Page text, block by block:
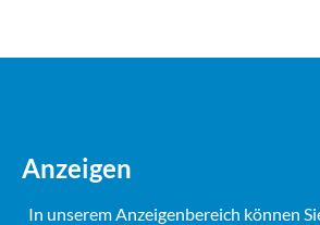
Anzeigen
In unserem Anzeigenbereich können